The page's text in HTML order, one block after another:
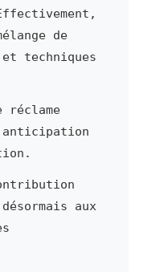
de
techniques
réclame
aux